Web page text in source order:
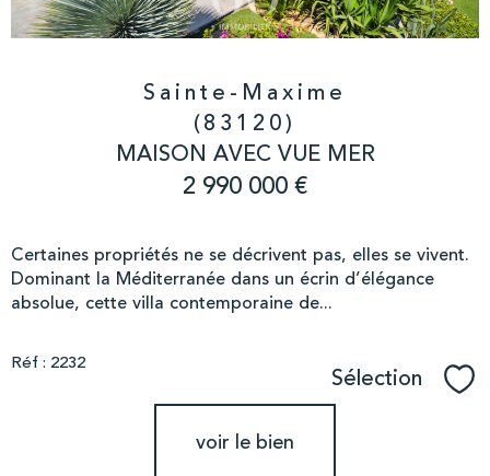
Sainte-Maxime
(83120)
MAISON AVEC VUE MER
2 990 000 €
Certaines propriétés ne se décrivent pas, elles se vivent.
Dominant la Méditerranée dans un écrin d’élégance
absolue, cette villa contemporaine de...
Réf : 2232 Sélection
voir le bien